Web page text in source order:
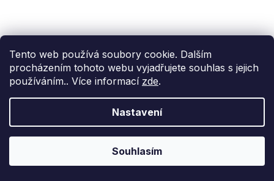
Tento web používá soubory cookie. Dalším
procházením tohoto webu vyjadřujete souhlas s jejich
používáním.. Více informací zde.
Nastavení
Souhlasím
@fixito
@fixito
Fixito
Nákup
Doprava a platba